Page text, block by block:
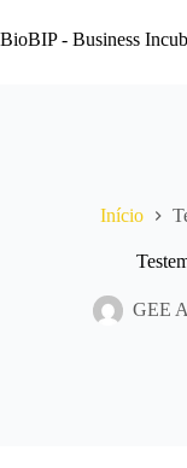
para
o
BioBIP - Business
Início
GEE